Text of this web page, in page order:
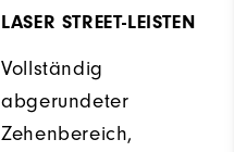
LASER STREET-LEISTEN
Vollständig
abgerundeter
Zehenbereich,